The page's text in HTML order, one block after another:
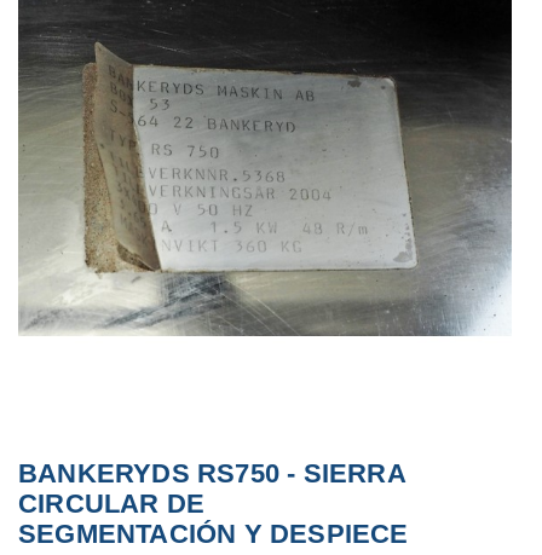
BANKERYDS RS750 - SIERRA
CIRCULAR DE
SEGMENTACIÓN Y DESPIECE